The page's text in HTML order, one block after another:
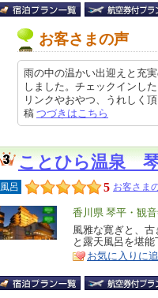
お客さまの声
雨の中の温かい出迎えと充
しました。チェックインし
リンクやおやつ、うれしく
稿 つづきはこちら
ことひら温泉
風呂 5 お客さま
エ
リ
ア
香川県 琴平・観
特
徴
風雅な寛ぎと、
と露天風呂を堪能
お気に入りに